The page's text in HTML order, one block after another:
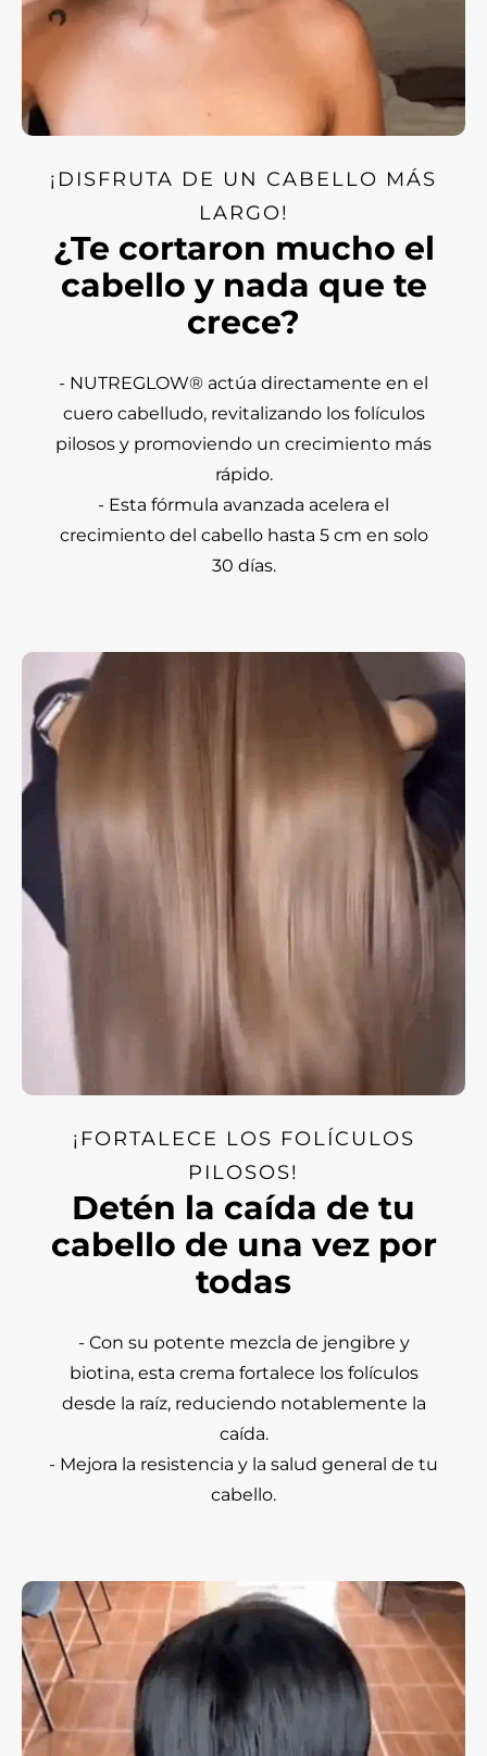
¡DISFRUTA DE UN CABELLO MÁS
LARGO!
¿Te cortaron mucho el
cabello y nada que te
crece?
- NUTREGLOW® actúa directamente en el
cuero cabelludo, revitalizando los folículos
pilosos y promoviendo un crecimiento más
rápido.
- Esta fórmula avanzada acelera el
crecimiento del cabello hasta 5 cm en solo
30 días.
¡FORTALECE LOS FOLÍCULOS
PILOSOS!
Detén la caída de tu
cabello de una vez por
todas
- Con su potente mezcla de jengibre y
biotina, esta crema fortalece los folículos
desde la raíz, reduciendo notablemente la
caída.
- Mejora la resistencia y la salud general de tu
cabello.